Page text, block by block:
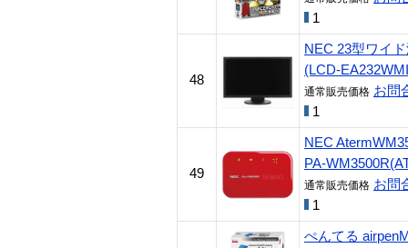
1
48
NEC 23型ワイ
(LCD-
通常販売価格 お問
1
49
NEC
PA-
通常販売価格 お問
1
ぺんてる